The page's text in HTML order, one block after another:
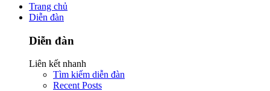
Trang chủ
Diễn đàn
Diễn đàn
Liên kết nhanh
Tìm kiếm diễn đàn
Recent Posts